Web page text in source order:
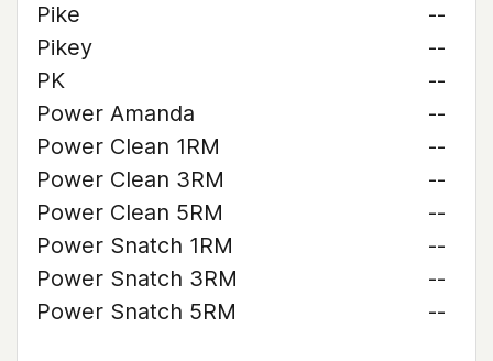
Pike
--
Pikey
--
PK
--
Power Amanda
--
Power Clean 1RM
--
Power Clean 3RM
--
Power Clean 5RM
--
Power Snatch 1RM
--
Power Snatch 3RM
--
Power Snatch 5RM
--